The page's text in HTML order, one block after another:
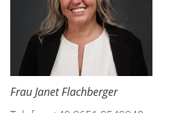
Frau Janet Flachberger